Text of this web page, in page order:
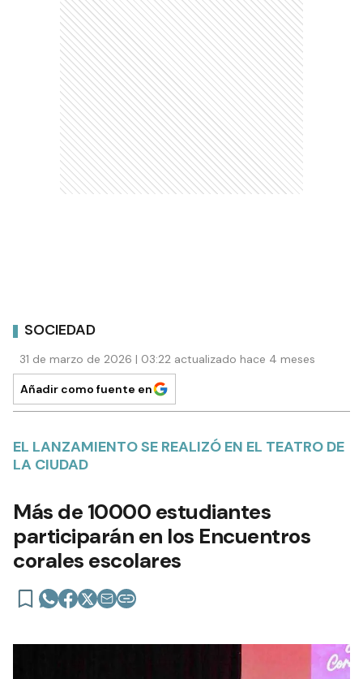
SOCIEDAD
31 de marzo de 2026 | 03:22 actualizado hace 4 meses
Añadir como fuente en
EL LANZAMIENTO SE REALIZÓ EN EL TEATRO DE
LA CIUDAD
Más de 10000 estudiantes
participarán en los Encuentros
corales escolares